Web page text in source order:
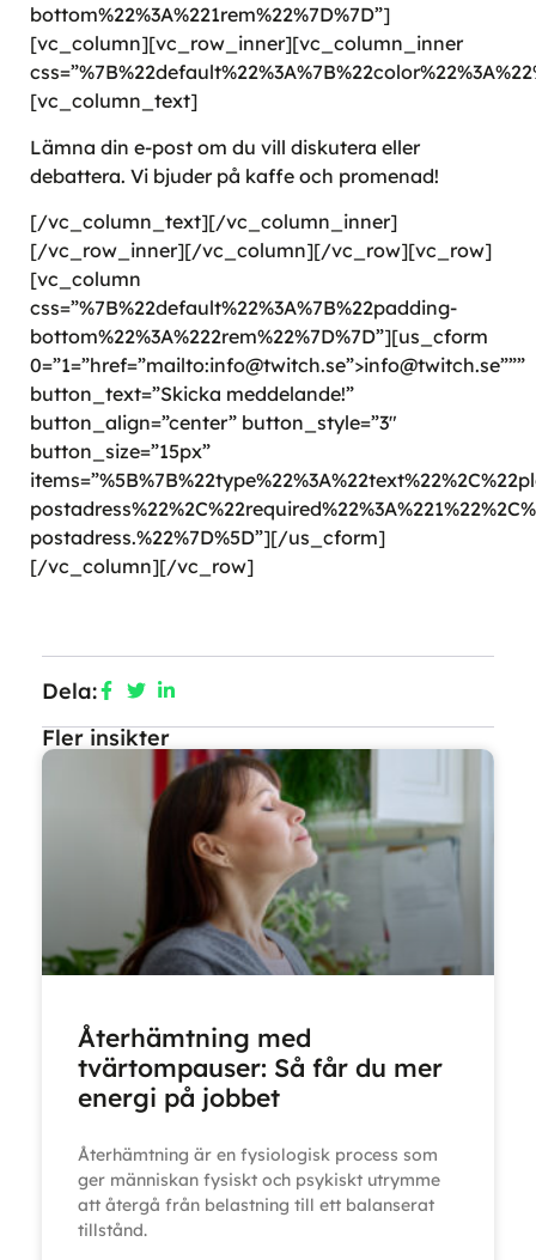
bottom%22%3A%221rem%22%7D%7D”]
[vc_column][vc_row_inner][vc_column_inner
[vc_column_text]
Lämna din e-post om du vill diskutera eller
debattera. Vi bjuder på kaffe och promenad!
[/vc_column_text][/vc_column_inner]
[/vc_row_inner][/vc_column][/vc_row][vc_row]
[vc_column
css=”%7B%22default%22%3A%7B%22padding-
bottom%22%3A%222rem%22%7D%7D”][us_cform
0=”1=”href=”mailto:info@twitch.se”>info@twitch.se”””
button_text=”Skicka meddelande!”
button_align=”center” button_style=”3″
button_size=”15px”
postadress.%22%7D%5D”][/us_cform]
[/vc_column][/vc_row]
Dela:
Fler insikter
Återhämtning med
tvärtompauser: Så får du mer
energi på jobbet
Återhämtning är en fysiologisk process som
ger människan fysiskt och psykiskt utrymme
att återgå från belastning till ett balanserat
tillstånd.